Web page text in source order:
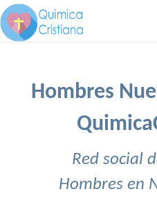
Hombres
Red social
Hombres en